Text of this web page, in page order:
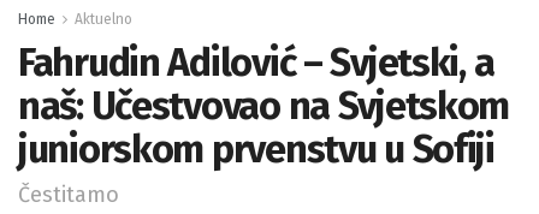
Home Aktuelno
Fahrudin Adilović – Svjetski, a
naš: Učestvovao na Svjetskom
juniorskom prvenstvu u Sofiji
Čestitamo